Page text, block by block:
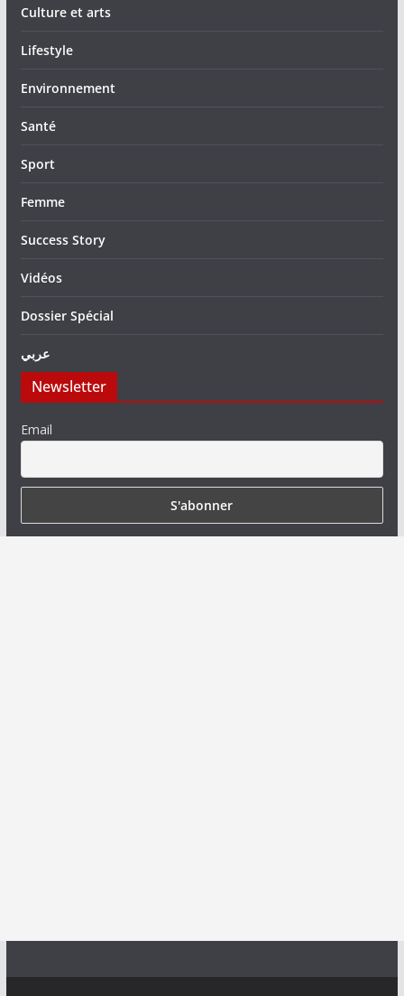
Culture et arts
Lifestyle
Environnement
Santé
Sport
Femme
Success Story
Vidéos
Dossier Spécial
عربي
Newsletter
Email